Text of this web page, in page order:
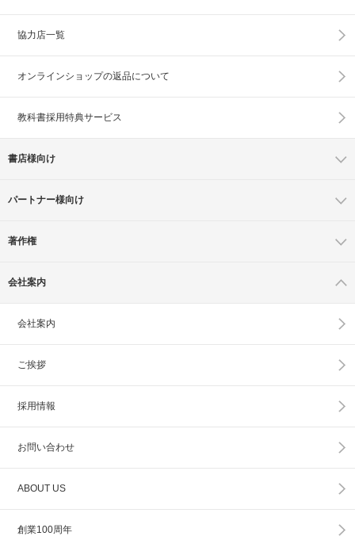
協力店一覧
オンラインショップの返品について
教科書採用特典サービス
書店様向け
パートナー様向け
著作権
会社案内
会社案内
ご挨拶
採用情報
お問い合わせ
ABOUT US
創業100周年